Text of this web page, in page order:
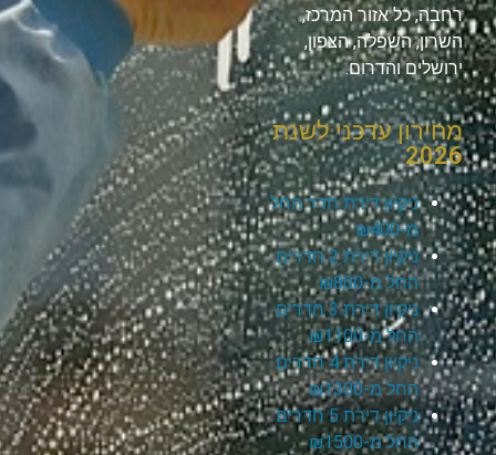
רחבה, כל אזור המרכז,
השרון, השפלה, הצפון,
ירושלים והדרום.
מחירון עדכני לשנת
2026
ניקיון דירת חדר החל
מ-₪400
ניקיון דירת 2 חדרים
החל מ-₪800
ניקיון דירת 3 חדרים
החל מ-₪1100
ניקיון דירת 4 חדרים
החל מ-₪1300
ניקיון דירת 5 חדרים
החל מ-₪1500